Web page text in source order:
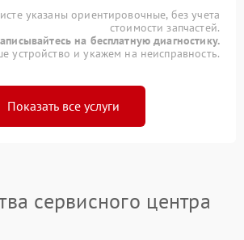
указаны ориентировочные, без учета
стоимости запчастей.
на бесплатную диагностику.
устройство и укажем на неисправность.
Показать все услуги
сервисного центра